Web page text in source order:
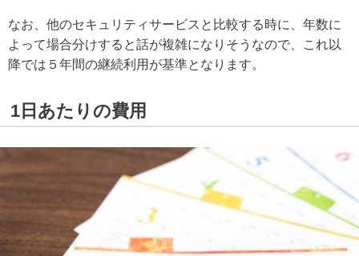
なお、他のセキュリティサービスと比較する時に、年数に
よって場合分けすると話が複雑になりそうなので、これ以
降では５年間の継続利用が基準となります。
1日あたりの費用